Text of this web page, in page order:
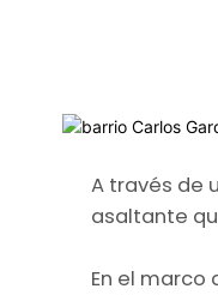
A través de
asaltante
En el